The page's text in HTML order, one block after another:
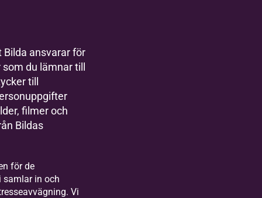
ansvarar för
du lämnar till
till
filmer och
Bildas
för de
samlar in och
Vi